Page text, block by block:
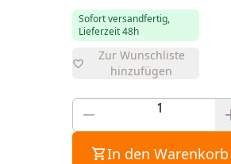
Sofort versandfertig,
Lieferzeit 48h
Zur Wunschliste
hinzufügen
In den Warenkorb